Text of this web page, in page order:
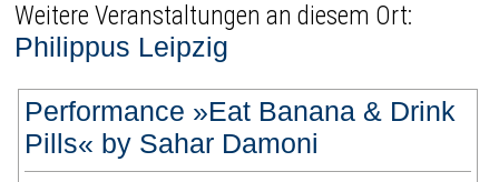
Weitere Veranstaltungen an diesem Ort:
Philippus Leipzig
Performance »Eat Banana & Drink
Pills« by Sahar Damoni